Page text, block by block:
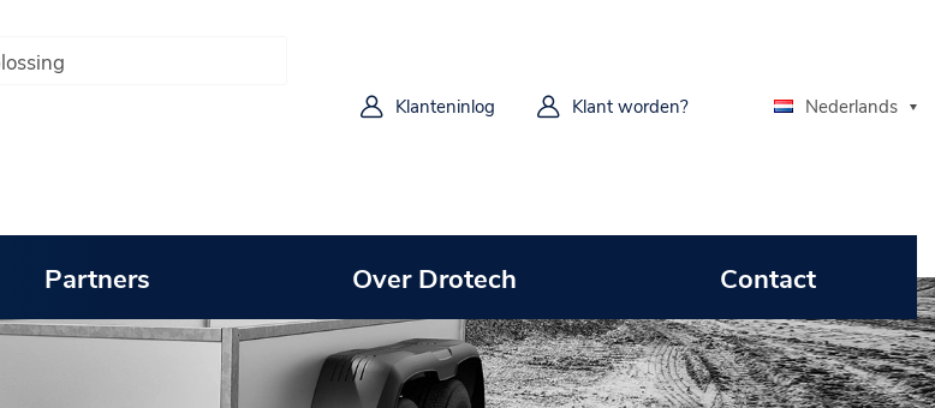
Klanteninlog Klant worden? Nederlands
Partners Over Drotech Contact